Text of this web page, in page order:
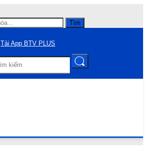
Tìm
Tải App BTV PLUS